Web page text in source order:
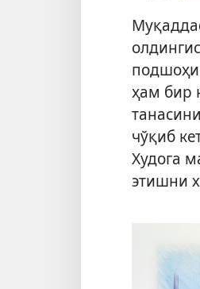
ҳам бир
чўқиб
Худога
этишни